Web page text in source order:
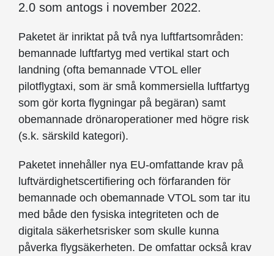
2.0 som antogs i november 2022.
Paketet är inriktat på två nya luftfartsområden:
bemannade luftfartyg med vertikal start och
landning (ofta bemannade VTOL eller
pilotflygtaxi, som är små kommersiella luftfartyg
som gör korta flygningar på begäran) samt
obemannade drönaroperationer med högre risk
(s.k. särskild kategori).
Paketet innehåller nya EU-omfattande krav på
luftvärdighetscertifiering och förfaranden för
bemannade och obemannade VTOL som tar itu
med både den fysiska integriteten och de
digitala säkerhetsrisker som skulle kunna
påverka flygsäkerheten. De omfattar också krav